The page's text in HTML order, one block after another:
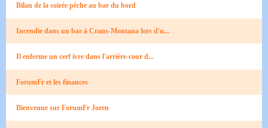
Bilan de la soirée pêche au bar du bord​
Incendie dans un bar à Crans-Montana lors d'u...
Il enferme un cerf ivre dans l'arrière-cour d...
ForumFr et les finances
Bienvenue sur ForumFr Joren